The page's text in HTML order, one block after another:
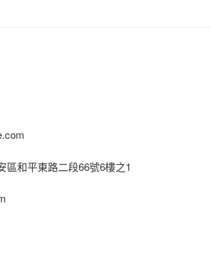
區和平東路二段66號6樓之1